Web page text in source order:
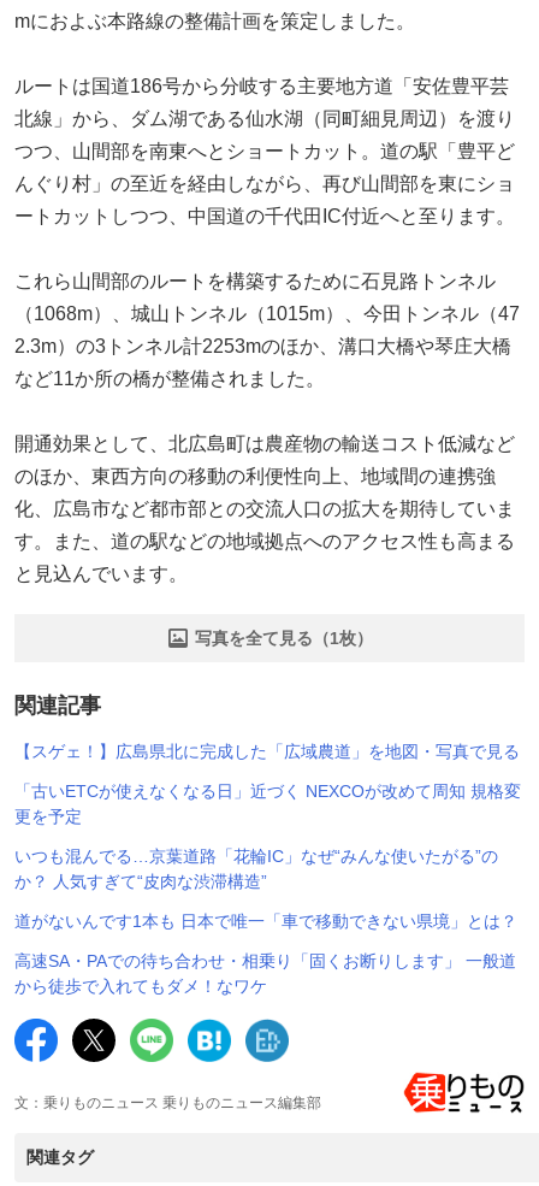
mにおよぶ本路線の整備計画を策定しました。
ルートは国道186号から分岐する主要地方道「安佐豊平芸
北線」から、ダム湖である仙水湖（同町細見周辺）を渡り
つつ、山間部を南東へとショートカット。道の駅「豊平ど
んぐり村」の至近を経由しながら、再び山間部を東にショ
ートカットしつつ、中国道の千代田IC付近へと至ります。
これら山間部のルートを構築するために石見路トンネル
（1068m）、城山トンネル（1015m）、今田トンネル（47
2.3m）の3トンネル計2253mのほか、溝口大橋や琴庄大橋
など11か所の橋が整備されました。
開通効果として、北広島町は農産物の輸送コスト低減など
のほか、東西方向の移動の利便性向上、地域間の連携強
化、広島市など都市部との交流人口の拡大を期待していま
す。また、道の駅などの地域拠点へのアクセス性も高まる
と見込んでいます。
写真を全て見る（1枚）
関連記事
【スゲェ！】広島県北に完成した「広域農道」を地図・写真で見る
「古いETCが使えなくなる日」近づく NEXCOが改めて周知 規格変
更を予定
いつも混んでる…京葉道路「花輪IC」なぜ“みんな使いたがる”の
か？ 人気すぎて“皮肉な渋滞構造”
道がないんです1本も 日本で唯一「車で移動できない県境」とは？
高速SA・PAでの待ち合わせ・相乗り「固くお断りします」 一般道
から徒歩で入れてもダメ！なワケ
文：乗りものニュース 乗りものニュース編集部
関連タグ